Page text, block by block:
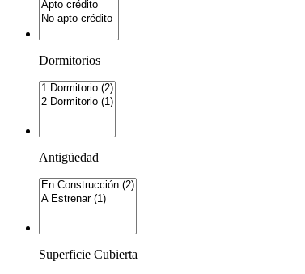
Dormitorios
Antigüedad
Superficie Cubierta